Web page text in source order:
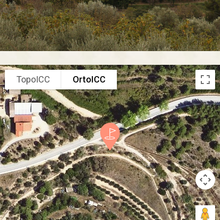
TopoICC OrtoICC